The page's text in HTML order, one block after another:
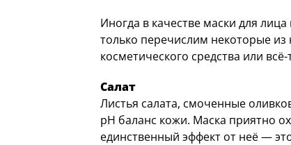
Иногда в качестве маски для
только перечислим некоторые из
косметического средства или
Салат
Листья салата, смоченные
pH баланс кожи. Маска приятно
единственный эффект от неё —